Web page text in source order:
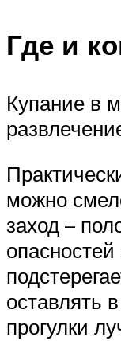
Где и
Купание в
можно
заход –
оставлять
прогулки